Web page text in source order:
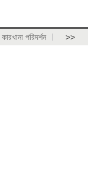
কারখানা পরিদর্শন >>